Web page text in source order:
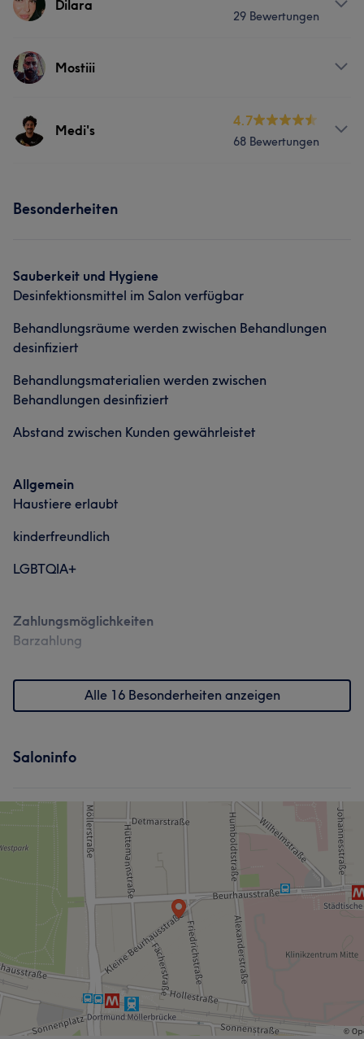
Dilara
29 Bewertungen
ServicesMostiii
Services
Medi's
4.7
68 Bewertungen
Was unsere Kunden über Medi's sagen
Aufmerksam
Besonderheiten
Sauberkeit und Hygiene
Desinfektionsmittel im Salon verfügbar
Behandlungsräume werden zwischen Behandlungen
desinfiziert
Behandlungsmaterialien werden zwischen
Behandlungen desinfiziert
Abstand zwischen Kunden gewährleistet
Allgemein
Haustiere erlaubt
kinderfreundlich
LGBTQIA+
Zahlungsmöglichkeiten
Barzahlung
Alle 16 Besonderheiten anzeigen
Saloninfo